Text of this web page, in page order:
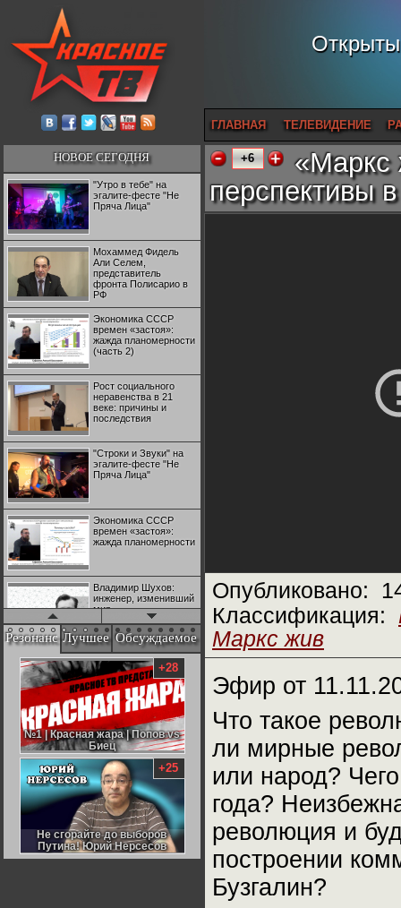
ГЛАВНАЯ ТЕЛЕВИДЕНИЕ
НОВОЕ СЕГОДНЯ
"Утро в тебе" на
эгалите-фесте "Не
Пряча Лица"
Мохаммед Фидель
Али Селем,
представитель
фронта Полисарио в
РФ
Экономика СССР
времен «застоя»:
жажда планомерности
(часть 2)
Рост социального
неравенства в 21
веке: причины и
последствия
"Строки и Звуки" на
эгалите-фесте "Не
Пряча Лица"
Экономика СССР
времен «застоя»:
жажда планомерности
Владимир Шухов:
инженер, изменивший
мир
"Аркадий Коц" на
эгалите-фесте "Не
Пряча Лица"
Контрапункты
глобализации:
геополитэкономическ
ий анализ
100 лет Ноябрьской
революции в
Германии:
парламентская
демократия или
диктатура
пролетариата?
Деятельность
Резонанс Лучшее Обсуждаемое
№1 | Красная жара | Попов vs
Биец
№1 | Красная жара | Попов vs
Биец
+28
Не сгорайте до выборов
Путина! Юрий Нерсесов
Не сгорайте до выборов
Путина! Юрий Нерсесов
+25
+6
«Маркс
перспективы
Опубликовано:
Классификация:
Маркс жив
Эфир от
Что такое
ли мирные
или народ?
года?
революция и
построении
Бузгалин?